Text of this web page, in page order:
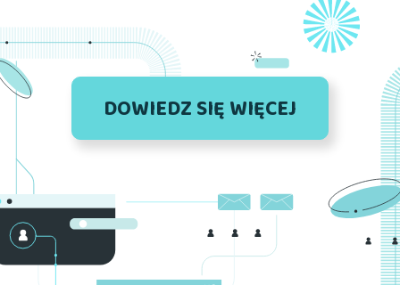
DOWIEDZ SIĘ WIĘCEJ